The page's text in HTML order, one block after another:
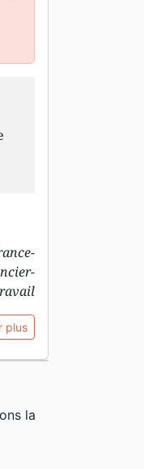
plus
la